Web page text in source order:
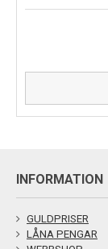
INFORMATION
GULDPRISER
LÅNA PENGAR